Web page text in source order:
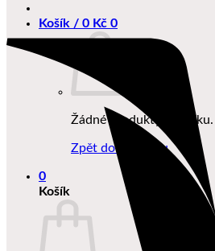
Košík / 0 Kč 0
Žádné produkty v košíku.
Zpět do obchodu
0
Košík